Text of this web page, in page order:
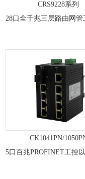
CRS9228系列
CK1041PN/